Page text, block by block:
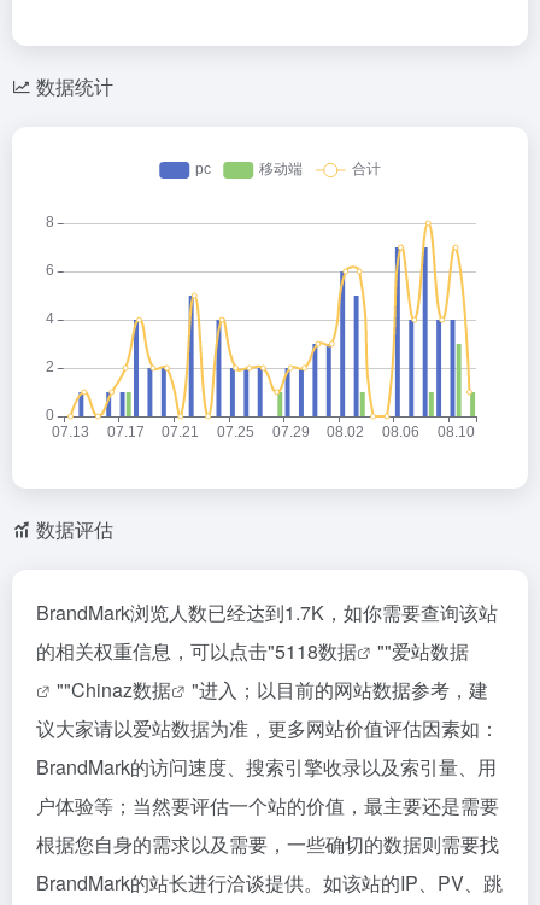
数据统计
数据评估
BrandMark浏览人数已经达到1.7K，如你需要查询该站
的相关权重信息，可以点击"5118数据 ""爱站数据
""Chinaz数据
"进入；以目前的网站数据参考，建
议大家请以爱站数据为准，更多网站价值评估因素如：
BrandMark的访问速度、搜索引擎收录以及索引量、用
户体验等；当然要评估一个站的价值，最主要还是需要
根据您自身的需求以及需要，一些确切的数据则需要找
BrandMark的站长进行洽谈提供。如该站的IP、PV、跳